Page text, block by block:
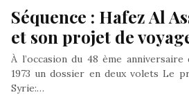
Séquence : Hafez Al
et son projet de
À l’occasion du 48 ème
1973 un dossier en deux volets Le
Syrie:…